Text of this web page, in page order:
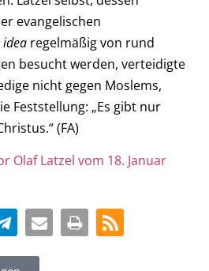
evangelischen
idea regelmäßig von rund
besucht werden, verteidigte
nicht gegen Moslems,
Feststellung: „Es gibt nur
(FA)
Olaf Latzel vom 18. Januar